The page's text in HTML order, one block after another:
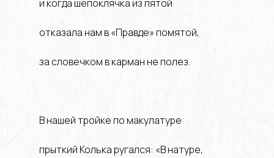
и когда шепоклячка из пятой
отказала нам в «Правде» помятой,
за словечком в карман не полез.
В нашей тройке по макулатуре
прыткий Колька ругался: «В натуре,